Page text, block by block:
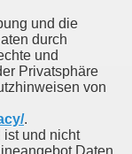
und die
durch
und
Privatsphäre
von
.
ist und nicht
Daten